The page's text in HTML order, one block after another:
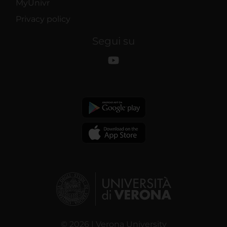
MyUnivr
Privacy policy
Segui su
© 2026 | Verona University